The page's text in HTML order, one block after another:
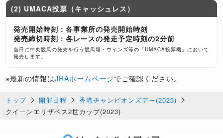
(2) UMACA投票（キャッシュレス）
発売開始時刻：各事業所の発売開始時刻
発売締切時刻：各レースの発走予定時刻の2分前
当日に中央競馬の発売を行う競馬場・ウインズ等の「UMACA投票機」において
発売します。
※最新の情報はJRAホームページでご確認ください。
トップ 開催日程
香港チャンピオンズデー(2023)
クイーンエリザベス2世カップ(2023)